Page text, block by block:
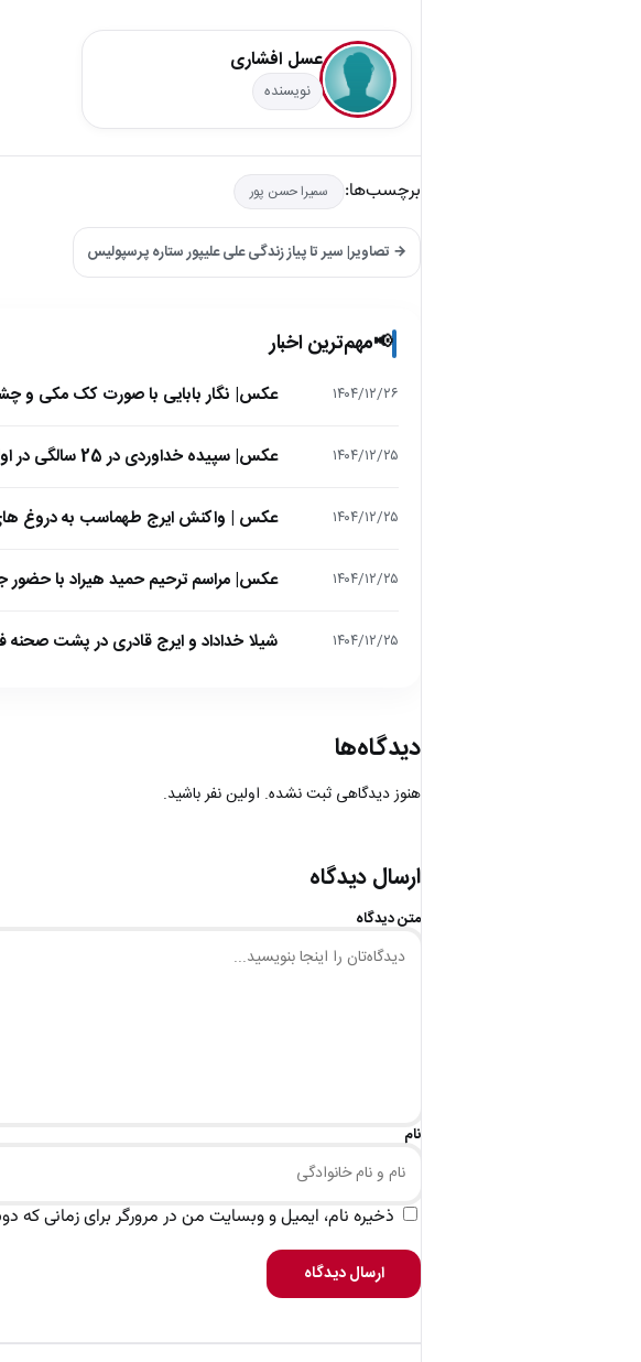
عسل افشاری
نویسنده
برچسب‌ها: سمیرا حسن پور
→ تصاویر| سیر تا پیاز زندگی علی علیپور ستاره پرسپولیس
📢مهم‌ترین اخبار
۱۴۰۴/۱۲/۲۶ عکس| نگار بابایی با صورت کک مکی و
۱۴۰۴/۱۲/۲۵ عکس| سپیده خداوردی در 25 سالگی در اولین فیلمش در کنار شهاب حسینی
۱۴۰۴/۱۲/۲۵ عکس | واکنش ایرج طهماسب به دروغ
۱۴۰۴/۱۲/۲۵ عکس| مراسم ترحیم حمید هیراد با حضور
۱۴۰۴/۱۲/۲۵ شیلا خداداد و ایرج قادری در پشت صحنه
دیدگاه‌ها
هنوز دیدگاهی ثبت نشده. اولین نفر باشید.
ارسال دیدگاه
متن دیدگاه
نام
ذخیره نام، ایمیل و وبسایت من در مرورگر برای زمانی که
ارسال دیدگاه